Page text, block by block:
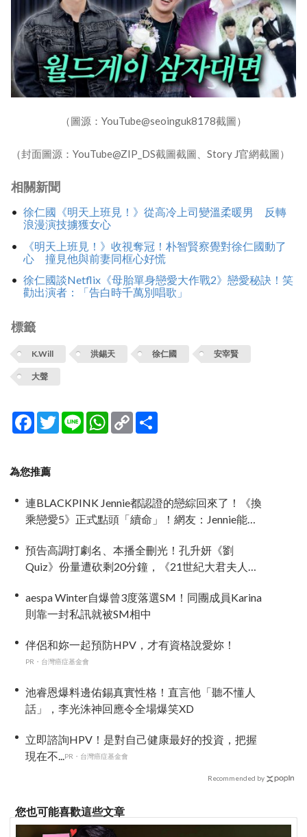
（圖源：YouTube@seoinguk8178截圖）
（封面圖源：YouTube@ZIP_DS截圖截圖、Story J官網截圖）
相關新聞
徐仁國《明天上班見！》從高冷上司變溫柔暖男 反轉
浪漫演技擄獲女心
《明天上班見！》收視奪冠！朴智賢察覺對徐仁國動了
心 撞見他與前妻同框心好慌
徐仁國談Netflix《母胎單身戀愛大作戰2》戀愛秘訣！笑
勸出演者：「告白時千萬別唱歌」
標籤
K.Will 洪錫天 徐仁國 安宰賢
大聲
Facebook
TwitterLine WhatsApp
Copy
Link
為您推薦
連BLACKPINK Jennie都認證的戀綜回來了！《換
乘戀愛5》正式點頭「續命」！網友：Jennie能不
預告高調打劇名、本播全刪光！孔升妍《劉
Quiz》份量遭砍剩20分鐘，《21世紀大君夫人》
aespa Winter自爆曾3度落選SM！同團成員Karina
則靠一封私訊就被SM相中
伴侶和妳一起預防HPV，才有資格說愛妳！
PR・台灣癌症基金會
池睿恩爆料邊佑錫真實性格！直言他「聽不懂人
話」，李光洙神回應令全場爆笑XD
立即諮詢HPV！是對自己健康最好的投資，把握
現在不...
PR・台灣癌症基金會
Recommended by
您也可能喜歡這些文章